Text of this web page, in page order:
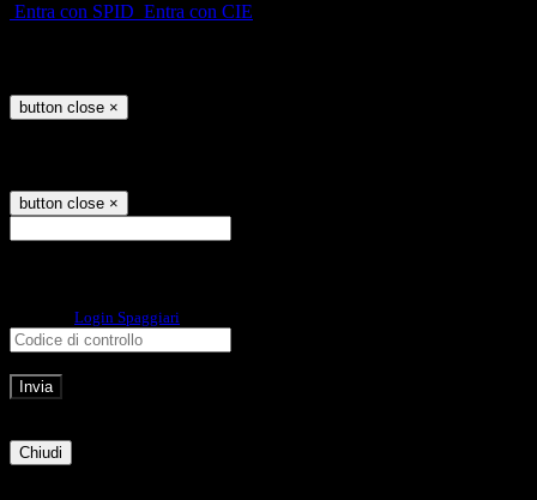
Entra con SPID Entra con CIE
button close ×
button close ×
Login Spaggiari
Chiudi